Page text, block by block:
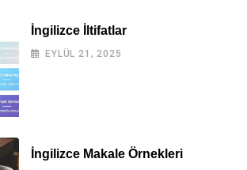
İngilizce İltifatlar
EYLÜL 21, 2025
İngilizce Makale Örnekleri